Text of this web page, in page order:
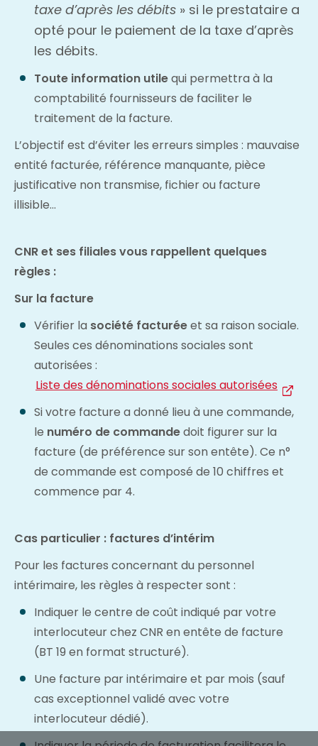
taxe d’après les débits » si le prestataire a
opté pour le paiement de la taxe d’après
les débits.
Toute information utilequi permettra à la
comptabilité fournisseurs de faciliter le
traitement de la facture.
L’objectif est d’éviter les erreurs simples : mauvaise
entité facturée, référence manquante, pièce
justificative non transmise, fichier ou facture
illisible…
CNR et ses filiales vous rappellent quelques
règles :
Sur la facture
Vérifier la société facturéeet sa raison sociale.
Seules ces dénominations sociales sont
autorisées :
Liste des dénominations sociales autorisées
Si votre facture a donné lieu à une commande,
le numéro de commandedoit figurer sur la
facture (de préférence sur son entête). Ce n°
de commande est composé de 10 chiffres et
commence par 4.
Cas particulier : factures d’intérim
Pour les factures concernant du personnel
intérimaire, les règles à respecter sont :
Indiquer le centre de coût indiqué par votre
interlocuteur chez CNR en entête de facture
(BT 19 en format structuré).
Une facture par intérimaire et par mois (sauf
cas exceptionnel validé avec votre
interlocuteur dédié).